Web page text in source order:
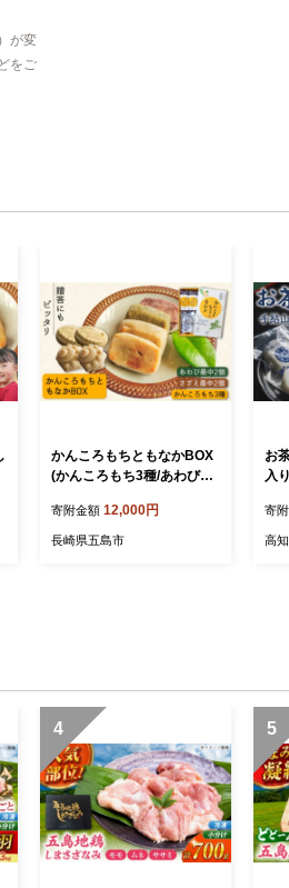
が変
をご
かんころもちともなかBOX
(かんころもち3種/あわび最
モンド風月 [PCT006] 和菓
子 お菓子 詰め合わせ 詰合
寄附金額 12,000円
長崎県五島市
お
入
菓
ツ
寄
高
4 5